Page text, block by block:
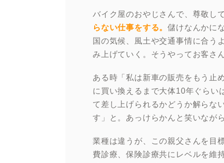
バイク屋のおやじさんで、尊敬し
らない仕事をする。儲けなんかに
国の気候、風土や交通事情に合う
み上げていく。そうやってお客さ
ある時「私は新車の販売をもう止
に買い換えるまで大体10年ぐらい
て差し上げられるかどうか解らな
す」と。あっけらかんと笑いなが
業種は違うが、この親父さんを目
費診療、保険診療共にレベルを維